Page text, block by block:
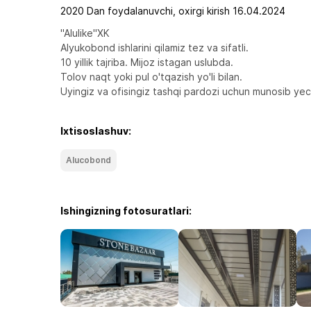
2020 Dan foydalanuvchi, oxirgi kirish 16.04.2024
"Alulike"XK
Alyukobond ishlarini qilamiz tez va sifatli.
10 yillik tajriba. Mijoz istagan uslubda.
Tolov naqt yoki pul o'tqazish yo'li bilan.
Uyingiz va ofisingiz tashqi pardozi uchun munosib
Ixtisoslashuv:
Alucobond
Ishingizning fotosuratlari: